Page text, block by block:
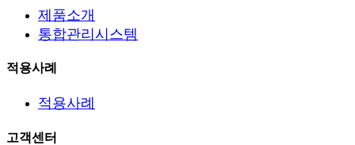
제품소개
통합관리시스템
적용사례
적용사례
고객센터